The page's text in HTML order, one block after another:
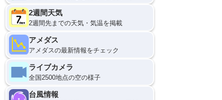
12
2週間天気
2週間先までの天気・気温を掲載
アメダス
アメダスの最新情報をチェック
ライブカメラ
全国2500地点の空の様子
台風情報